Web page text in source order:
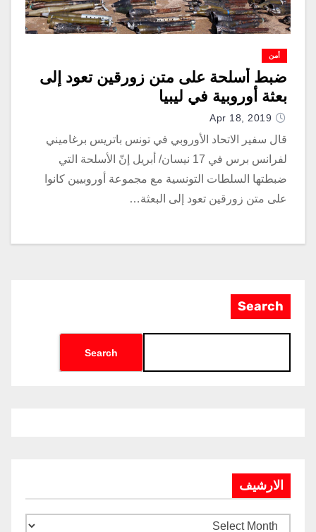
أمن
ضبط أسلحة على متن زورقين تعود إلى
بعثة أوروبية في ليبيا
Apr 18, 2019
قال سفير الاتحاد الأوروبي في تونس باتريس برغاميني
لفرانس برس في 17 نيسان/ أبريل إنّ الأسلحة التي
ضبطتها السلطات التونسية مع مجموعة أوروبيين كانوا
على متن زورقين تعود إلى البعثة…
Search
Search
الارشيف